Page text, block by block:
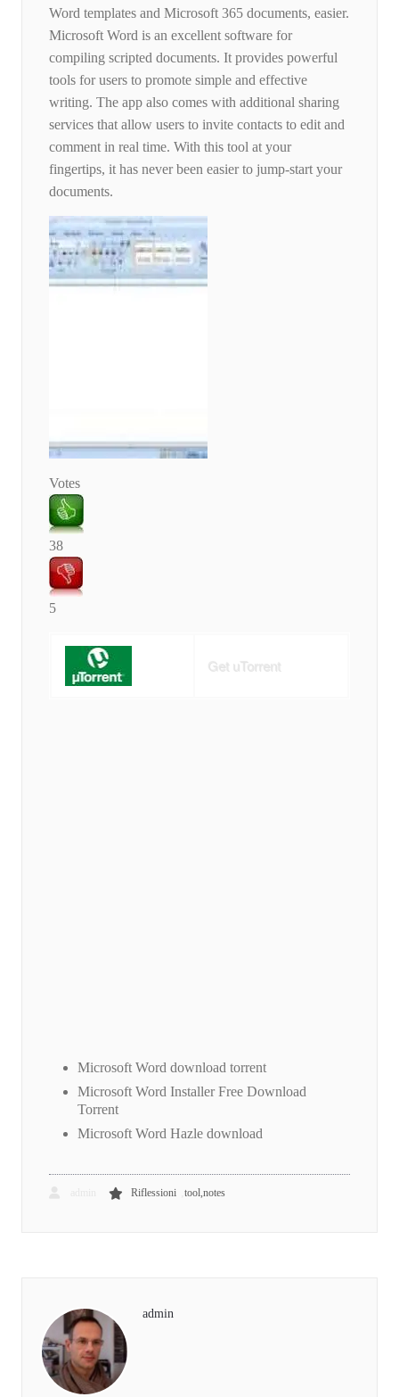
Word templates and Microsoft 365 documents, easier.
Microsoft Word is an excellent software for
compiling scripted documents. It provides powerful
tools for users to promote simple and effective
writing. The app also comes with additional sharing
services that allow users to invite contacts to edit and
comment in real time. With this tool at your
fingertips, it has never been easier to jump-start your
documents.
Votes
38
5
Get uTorrent
Microsoft Word download torrent
Microsoft Word Installer Free Download
Torrent
Microsoft Word Hazle download
Riflessioni tool,notes
admin